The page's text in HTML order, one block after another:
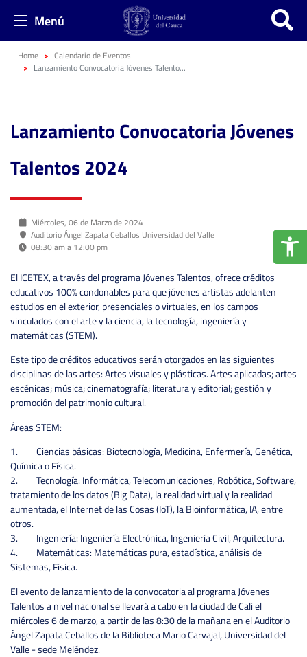
Menú
Home
Calendario de Eventos
Lanzamiento Convocatoria Jóvenes Talentos 2024
Lanzamiento Convocatoria Jóvenes
Talentos 2024
Miércoles, 06 de Marzo de 2024
Auditorio Ángel Zapata Ceballos Universidad del Valle
08:30 am a 12:00 pm
El ICETEX, a través del programa Jóvenes Talentos, ofrece créditos
educativos 100% condonables para que jóvenes artistas adelanten
estudios en el exterior, presenciales o virtuales, en los campos
vinculados con el arte y la ciencia, la tecnología, ingeniería y
matemáticas (STEM).
Este tipo de créditos educativos serán otorgados en las siguientes
disciplinas de las artes: Artes visuales y plásticas. Artes aplicadas; artes
escénicas; música; cinematografía; literatura y editorial; gestión y
promoción del patrimonio cultural.
Áreas STEM:
1. Ciencias básicas: Biotecnología, Medicina, Enfermería, Genética,
Química o Física.
2. Tecnología: Informática, Telecomunicaciones, Robótica, Software,
tratamiento de los datos (Big Data), la realidad virtual y la realidad
aumentada, el Internet de las Cosas (IoT), la Bioinformática, IA, entre
otros.
3. Ingeniería: Ingeniería Electrónica, Ingeniería Civil, Arquitectura.
4. Matemáticas: Matemáticas pura, estadística, análisis de
Sistemas, Física.
El evento de lanzamiento de la convocatoria al programa Jóvenes
Talentos a nivel nacional se llevará a cabo en la ciudad de Cali el
miércoles 6 de marzo, a partir de las 8:30 de la mañana en el Auditorio
Ángel Zapata Ceballos de la Biblioteca Mario Carvajal, Universidad del
Valle - sede Meléndez.